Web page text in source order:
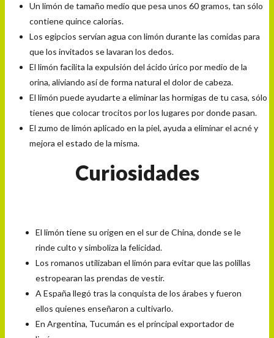
Un limón de tamaño medio que pesa unos 60 gramos, tan sólo
contiene quince calorías.
Los egipcios servían agua con limón durante las comidas para
que los invitados se lavaran los dedos.
El limón facilita la expulsión del ácido úrico por medio de la
orina, aliviando así de forma natural el dolor de cabeza.
El limón puede ayudarte a eliminar las hormigas de tu casa, sólo
tienes que colocar trocitos por los lugares por donde pasan.
El zumo de limón aplicado en la piel, ayuda a eliminar el acné y
mejora el estado de la misma.
Curiosidades
El limón tiene su origen en el sur de China, donde se le
rinde culto y simboliza la felicidad.
Los romanos utilizaban el limón para evitar que las polillas
estropearan las prendas de vestir.
A España llegó tras la conquista de los árabes y fueron
ellos quienes enseñaron a cultivarlo.
En Argentina, Tucumán es el principal exportador de